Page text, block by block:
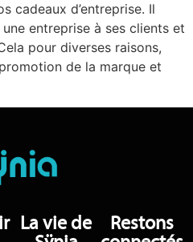
cadeaux d’entreprise. Il
entreprise à ses clients et
pour diverses raisons,
de la marque et
La vie de
Restons